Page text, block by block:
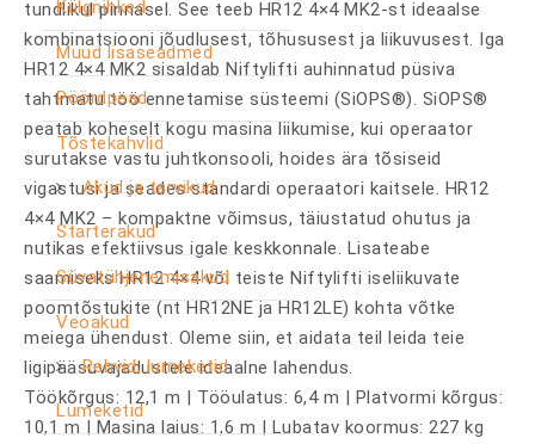
Külgnihked
Muud lisaseadmed
Pöördpead
Tõstekahvlid
Akud ja tarvikud
Starterakud
Süvatühjenemisakud
Veoakud
Rehvid, lumeketid
Lumeketid
tundlikul pinnasel. See teeb HR12 4×4 MK2-st ideaalse
kombinatsiooni jõudlusest, tõhususest ja liikuvusest. Iga
HR12 4×4 MK2 sisaldab Niftylifti auhinnatud püsiva
tahtmatu töö ennetamise süsteemi (SiOPS®). SiOPS®
peatab koheselt kogu masina liikumise, kui operaator
surutakse vastu juhtkonsooli, hoides ära tõsiseid
vigastusi ja seades standardi operaatori kaitsele. HR12
4×4 MK2 – kompaktne võimsus, täiustatud ohutus ja
nutikas efektiivsus igale keskkonnale. Lisateabe
saamiseks HR12 4×4 või teiste Niftylifti iseliikuvate
poomtõstukite (nt HR12NE ja HR12LE) kohta võtke
meiega ühendust. Oleme siin, et aidata teil leida teie
ligipääsuvajadustele ideaalne lahendus.
Töökõrgus: 12,1 m | Tööulatus: 6,4 m | Platvormi kõrgus:
10,1 m | Masina laius: 1,6 m | Lubatav koormus: 227 kg